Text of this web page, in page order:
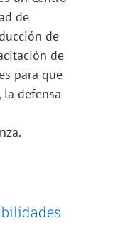
de
de
de
para que
defensa